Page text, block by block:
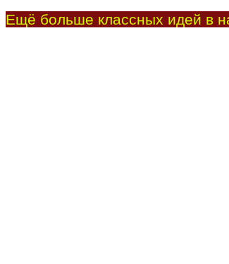
Ещё больше классных идей в